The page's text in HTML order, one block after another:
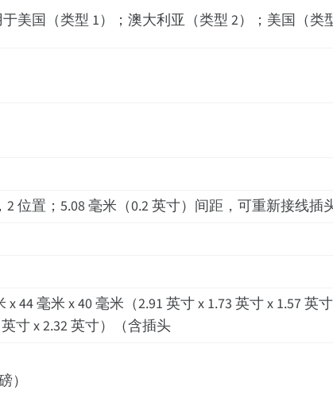
美国（类型 1）；澳大利亚（类型 2）；美国（类
2 位置；5.08 毫米（0.2 英寸）间距，可重新接线插
44 毫米 x 40 毫米（2.91 英寸 x 1.73 英寸 x 1.57
寸 x 2.32 英寸）（含插头
）